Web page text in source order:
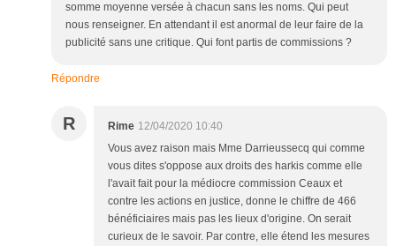
somme moyenne versée à chacun sans les noms. Qui peut
nous renseigner. En attendant il est anormal de leur faire de la
publicité sans une critique. Qui font partis de commissions ?
Répondre
R Rime 12/04/2020 10:40
Vous avez raison mais Mme Darrieussecq qui comme
vous dites s'oppose aux droits des harkis comme elle
l'avait fait pour la médiocre commission Ceaux et
contre les actions en justice, donne le chiffre de 466
bénéficiaires mais pas les lieux d'origine. On serait
curieux de le savoir. Par contre, elle étend les mesures